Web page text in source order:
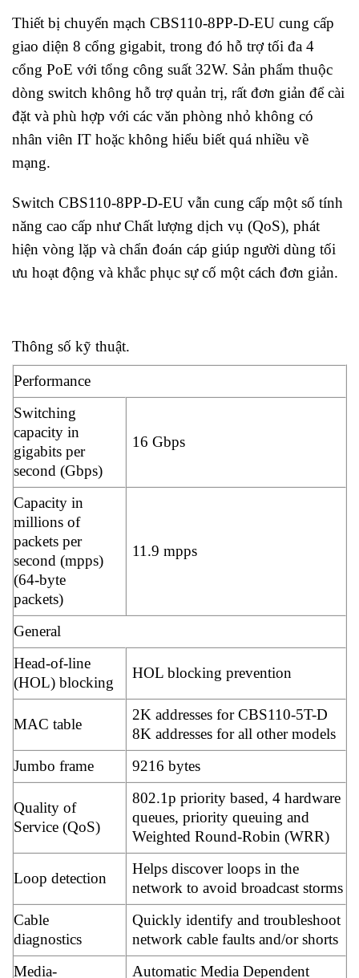
Thiết bị chuyển mạch CBS110-8PP-D-EU cung cấp
giao diện 8 cổng gigabit, trong đó hỗ trợ tối đa 4
cổng PoE với tổng công suất 32W. Sản phẩm thuộc
dòng switch không hỗ trợ quản trị, rất đơn giản để cài
đặt và phù hợp với các văn phòng nhỏ không có
nhân viên IT hoặc không hiểu biết quá nhiều về
mạng.
Switch CBS110-8PP-D-EU vẫn cung cấp một số tính
năng cao cấp như Chất lượng dịch vụ (QoS), phát
hiện vòng lặp và chẩn đoán cáp giúp người dùng tối
ưu hoạt động và khắc phục sự cố một cách đơn giản.
Thông số kỹ thuật.
Performance
Switching
capacity in
gigabits per
second (Gbps)
16 Gbps
Capacity in
millions of
packets per
second (mpps)
(64-byte
packets)
11.9 mpps
General
Head-of-line
(HOL) blocking
HOL blocking prevention
MAC table
2K addresses for CBS110-5T-D
8K addresses for all other models
Jumbo frame
9216 bytes
Quality of
Service (QoS)
802.1p priority based, 4 hardware
queues, priority queuing and
Weighted Round-Robin (WRR)
Loop detection
Helps discover loops in the
network to avoid broadcast storms
Cable
diagnostics
Quickly identify and troubleshoot
network cable faults and/or shorts
Media-
Automatic Media Dependent